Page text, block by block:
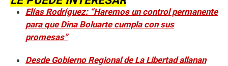
Elías Rodríguez: “Haremos un control permanente
para que Dina Boluarte cumpla con sus
promesas”
Desde Gobierno Regional de La Libertad allanan